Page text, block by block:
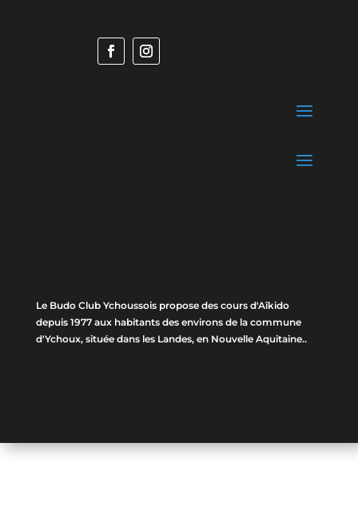
Le Budo Club Ychoussois propose des cours d'Aîkido
depuis 1977 aux habitants des environs de la commune
d'Ychoux, située dans les Landes, en Nouvelle Aquitaine..